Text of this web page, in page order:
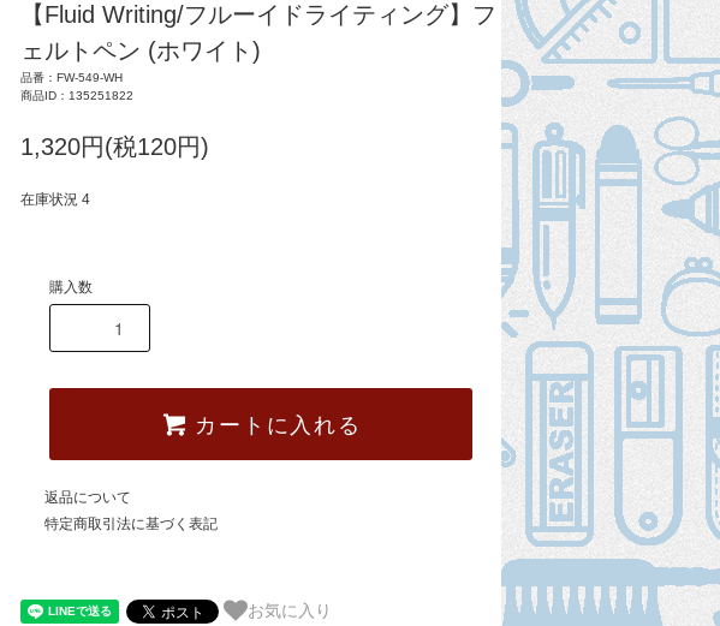
【Fluid Writing/フルーイドライティング】フ
ェルトペン (ホワイト)
品番：FW-549-WH
商品ID：135251822
1,320円(税120円)
在庫状況 4
購入数
カートに入れる
返品について
特定商取引法に基づく表記
お気に入り